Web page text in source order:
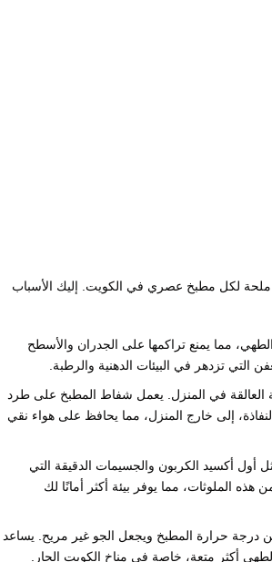
لكل مطبخ عصري في الكويت. إليك الأسباب
مما يمنع تراكمها على الجدران والأسطح
التي تزدهر في البيئات الدهنية والرطبة.
العالقة في المنزل. يعمل شفاط المطبخ على طرد
إلى خارج المنزل، مما يحافظ على هواء نقي
أكسيد الكربون والجسيمات الدقيقة التي
الملوثات، مما يوفر بيئة أكثر أمانًا لك
درجة حرارة المطبخ ويجعل الجو غير مريح. يساعد
أكثر متعة، خاصة في مناخ الكويت الحار.